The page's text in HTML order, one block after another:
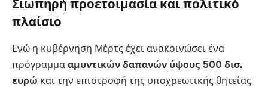
Σιωπηρή προετοιμασία και πολιτικό
πλαίσιο
Ενώ η κυβέρνηση Μέρτς έχει ανακοινώσει ένα
πρόγραμμα αμυντικών δαπανών ύψους 500 δισ.
ευρώ και την επιστροφή της υποχρεωτικής θητείας,